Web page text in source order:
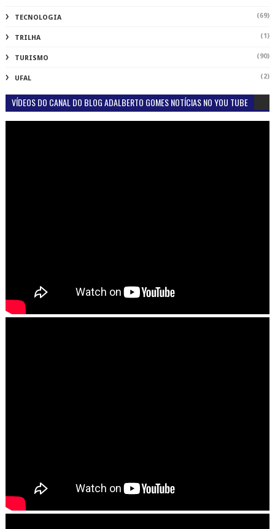
TECNOLOGIA (69)
TRILHA (1)
TURISMO (90)
UFAL (2)
VÍDEOS DO CANAL DO BLOG ADALBERTO GOMES NOTÍCIAS NO YOU TUBE